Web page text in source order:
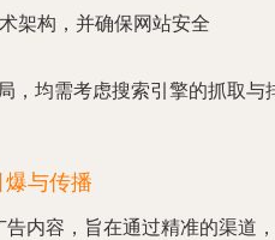
架构，并确保网站安全
，均需考虑搜索引擎的抓取与
与传播
内容，旨在通过精准的渠道，